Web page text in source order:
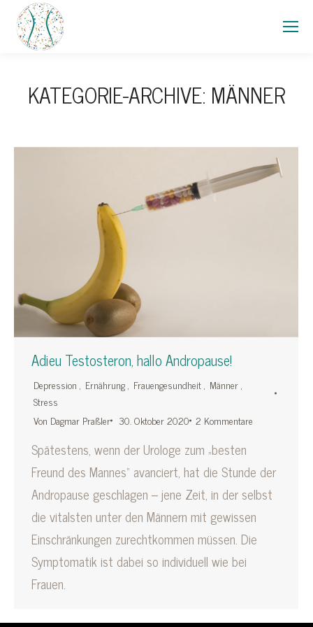
KATEGORIE-ARCHIVE: MÄNNER
Adieu Testosteron, hallo Andropause!
Depression , Ernährung, Frauengesundheit, Männer,
Stress
Von Dagmar Praßler 30. Oktober 2020 2 Kommentare
Spätestens, wenn der Urologe zum „besten
Freund des Mannes“ avanciert, hat die Stunde der
Andropause geschlagen – jene Zeit, in der selbst
die vitalsten unter den Männern mit gewissen
Einschränkungen zurechtkommen müssen. Die
Symptomatik ist dabei so individuell wie bei
Frauen.